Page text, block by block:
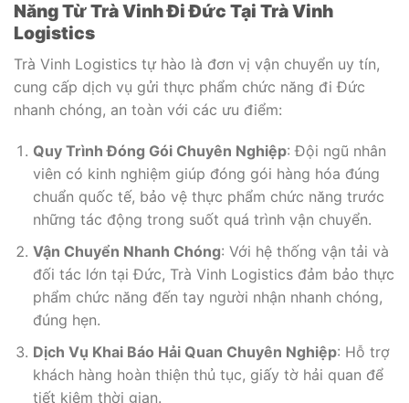
Năng Từ Trà Vinh Đi Đức Tại Trà Vinh
Logistics
Trà Vinh Logistics tự hào là đơn vị vận chuyển uy tín,
cung cấp dịch vụ gửi thực phẩm chức năng đi Đức
nhanh chóng, an toàn với các ưu điểm:
Quy Trình Đóng Gói Chuyên Nghiệp: Đội ngũ nhân
viên có kinh nghiệm giúp đóng gói hàng hóa đúng
chuẩn quốc tế, bảo vệ thực phẩm chức năng trước
những tác động trong suốt quá trình vận chuyển.
Vận Chuyển Nhanh Chóng: Với hệ thống vận tải và
đối tác lớn tại Đức, Trà Vinh Logistics đảm bảo thực
phẩm chức năng đến tay người nhận nhanh chóng,
đúng hẹn.
Dịch Vụ Khai Báo Hải Quan Chuyên Nghiệp: Hỗ trợ
khách hàng hoàn thiện thủ tục, giấy tờ hải quan để
tiết kiệm thời gian.